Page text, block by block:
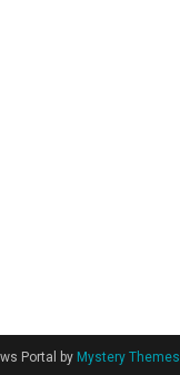
Portal by Mystery Themes